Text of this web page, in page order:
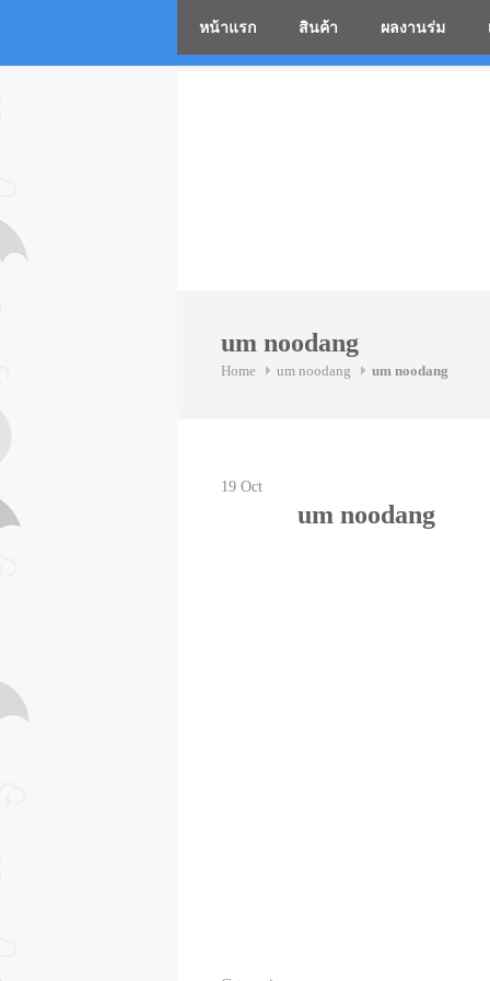
หน้าแรก สินค้า ผลงานร่ม
um noodang
Home um noodang um noodang
19 Oct
um noodang
โรงงาน